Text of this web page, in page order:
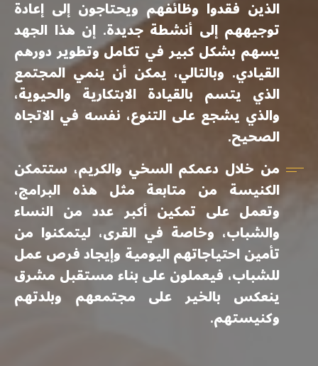
الذين فقدوا وظائفهم ويحتاجون إلى إعادة
توجيههم إلى أنشطة جديدة. إن هذا الجهد
يسهم بشكل كبير في تكامل وتطوير دورهم
القيادي. وبالتالي، يمكن أن ينمي المجتمع
الذي يتسم بالقيادة الابتكارية والحيوية،
والذي يشجع على التنوع، نفسه في الاتجاه
الصحيح.
من خلال دعمكم السخي والكريم، ستتمكن
الكنيسة من متابعة مثل هذه البرامج،
وتعمل على تمكين أكبر عدد من النساء
والشباب، وخاصة في القرى، ليتمكنوا من
تأمين احتياجاتهم اليومية وإيجاد فرص عمل
للشباب، فيعملون على بناء مستقبل مشرق
ينعكس بالخير على مجتمعهم وبلدتهم
وكنيستهم.